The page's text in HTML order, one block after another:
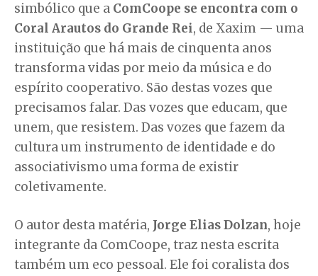
simbólico que a ComCoope se encontra com o
Coral Arautos do Grande Rei, de Xaxim — uma
instituição que há mais de cinquenta anos
transforma vidas por meio da música e do
espírito cooperativo. São destas vozes que
precisamos falar. Das vozes que educam, que
unem, que resistem. Das vozes que fazem da
cultura um instrumento de identidade e do
associativismo uma forma de existir
coletivamente.
O autor desta matéria, Jorge Elias Dolzan, hoje
integrante da ComCoope, traz nesta escrita
também um eco pessoal. Ele foi coralista dos